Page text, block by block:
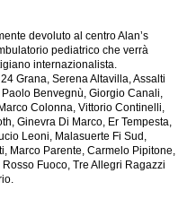
devoluto al centro Alan’s
pediatrico che verrà
internazionalista.
Grana, Serena Altavilla, Assalti
Benvegnù, Giorgio Canali,
Colonna, Vittorio Continelli,
Ginevra Di Marco, Er Tempesta,
Leoni, Malasuerte Fi Sud,
Marco Parente, Carmelo Pipitone,
Fuoco, Tre Allegri Ragazzi